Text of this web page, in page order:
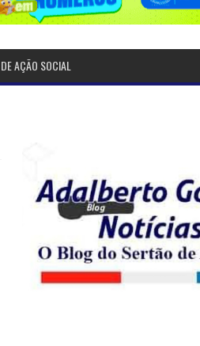
AÇÃO SOCIAL